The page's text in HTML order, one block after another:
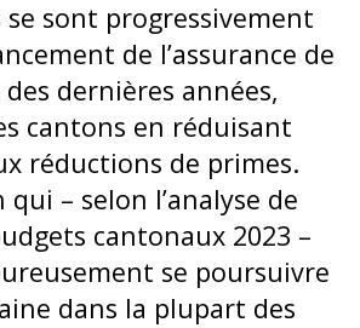
sont progressivement
de l’assurance de
dernières années,
cantons en réduisant
réductions de primes.
– selon l’analyse de
cantonaux 2023 –
se poursuivre
dans la plupart des